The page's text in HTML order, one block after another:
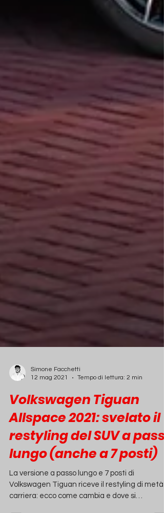
Volkswagen Tiguan
Allspace 2021: svelato il
restyling del SUV a passo
lungo (anche a 7 posti)
La versione a passo lungo e 7 posti di
Volkswagen Tiguan riceve il restyling di metà